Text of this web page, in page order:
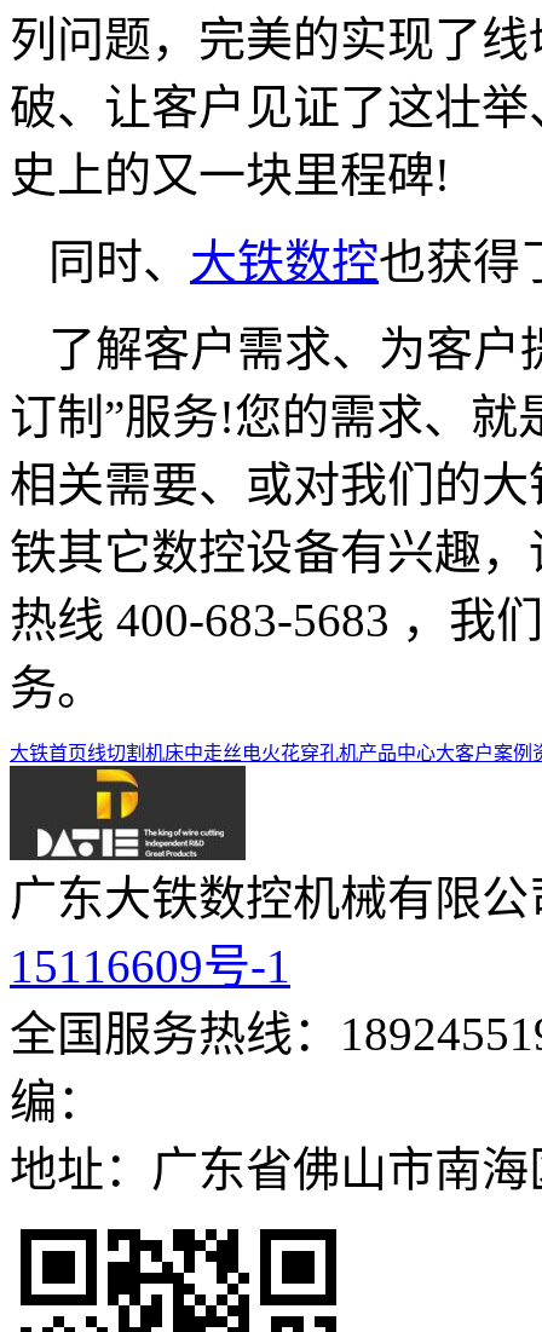
列问题，完美的实现了
破、让客户见证了这壮
史上的又一块里程碑!
同时、 大铁数控也获得
了解客户需求、为客户
订制”服务!您的需求、
相关需要、或对我们的
铁其它数控设备有兴趣
热线 400-683-5683 ，我
务。
大铁首页线切割机床中走丝电火花穿孔机产品中心大客户案例
广东大铁数控机械有限公
15116609号-1
全国服务热线：
编：
地址：广东省佛山市南